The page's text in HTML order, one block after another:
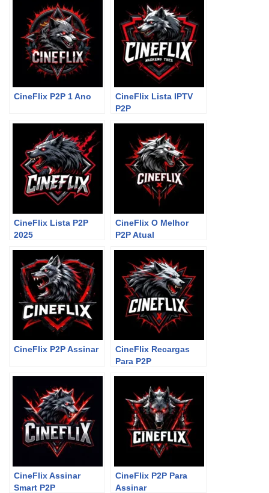
CineFlix P2P 1 Ano
CineFlix Lista IPTV
P2P
CineFlix Lista P2P
2025
CineFlix O Melhor
P2P Atual
CineFlix P2P Assinar
CineFlix Recargas
Para P2P
CineFlix Assinar
Smart P2P
CineFlix P2P Para
Assinar